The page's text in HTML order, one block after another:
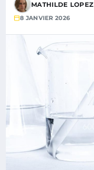
MATHILDE LOPEZ
8 JANVIER 2026